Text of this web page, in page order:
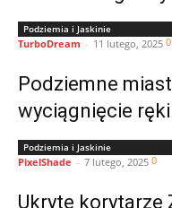
Podziemia i Jaskinie
TurboDream - 11 lutego, 2025 0
Podziemne
wyciągnięcie ręki
Podziemia i Jaskinie
PixelShade - 7 lutego, 2025 0
Ukryte korytarze